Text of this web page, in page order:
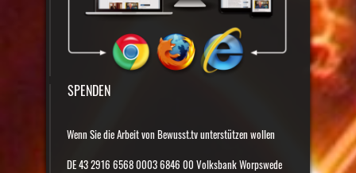
SPENDEN
Wenn Sie die Arbeit von Bewusst.tv unterstützen wollen
DE 43 2916 6568 0003 6846 00 Volksbank Worpswede